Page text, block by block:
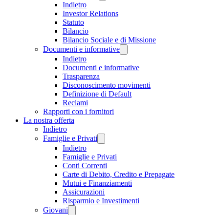
Indietro
Investor Relations
Statuto
Bilancio
Bilancio Sociale e di Missione
Documenti e informative
Indietro
Documenti e informative
Trasparenza
Disconoscimento movimenti
Definizione di Default
Reclami
Rapporti con i fornitori
La nostra offerta
Indietro
Famiglie e Privati
Indietro
Famiglie e Privati
Conti Correnti
Carte di Debito, Credito e Prepagate
Mutui e Finanziamenti
Assicurazioni
Risparmio e Investimenti
Giovani